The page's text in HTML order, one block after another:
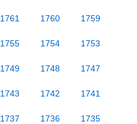
1761 1760 1759
1755 1754 1753
1749 1748 1747
1743 1742 1741
1737 1736 1735